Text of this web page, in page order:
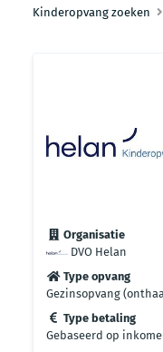
Kinderopvang zoeken
Organisatie
DVO Helan
Type opvang
Gezinsopvang
Type betaling
Gebaseerd op